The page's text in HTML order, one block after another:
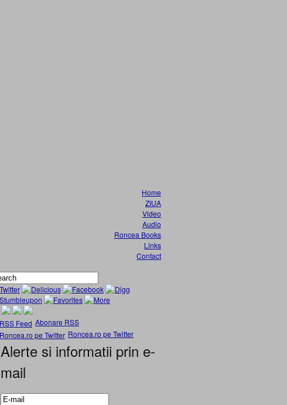
Home
ZIUA
Video
Audio
Roncea Books
Links
Contact
Abonare RSS
Roncea.ro pe Twitter
Alerte si informatii prin e-
mail